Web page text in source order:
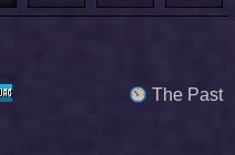
The Past